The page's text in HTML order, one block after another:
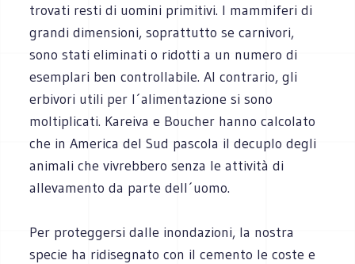
trovati resti di uomini primitivi. I mammiferi di
grandi dimensioni, soprattutto se carnivori,
sono stati eliminati o ridotti a un numero di
esemplari ben controllabile. Al contrario, gli
erbivori utili per l´alimentazione si sono
moltiplicati. Kareiva e Boucher hanno calcolato
che in America del Sud pascola il decuplo degli
animali che vivrebbero senza le attività di
allevamento da parte dell´uomo.
Per proteggersi dalle inondazioni, la nostra
specie ha ridisegnato con il cemento le coste e